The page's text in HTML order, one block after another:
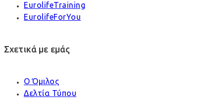
EurolifeTraining
EurolifeForYou
Σχετικά με εμάς
Ο Όμιλος
Δελτία Τύπου